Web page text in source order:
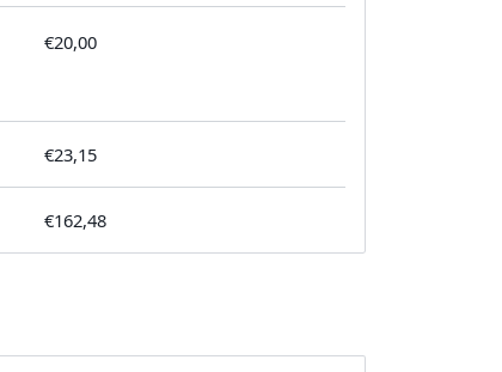
€20,00
€23,15
€162,48